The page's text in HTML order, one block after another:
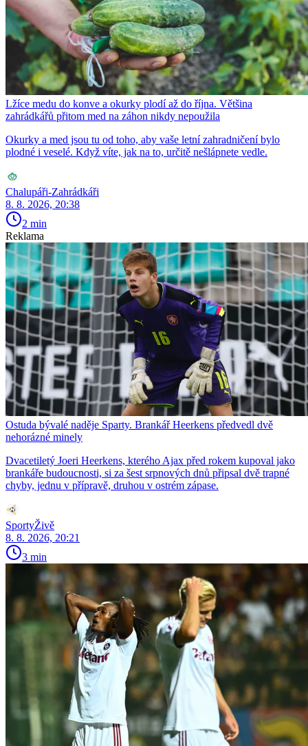
Lžíce medu do konve a okurky plodí až do října. Většina
zahrádkářů přitom med na záhon nikdy nepoužila
Okurky a med jsou tu od toho, aby vaše letní zahradničení bylo
plodné i veselé. Když víte, jak na to, určitě nešlápnete vedle.
Chalupáři-Zahrádkáři
8. 8. 2026, 20:38
2 min
Reklama
Ostuda bývalé naděje Sparty. Brankář Heerkens předvedl dvě
nehorázné minely
Dvacetiletý Joeri Heerkens, kterého Ajax před rokem kupoval jako
brankáře budoucnosti, si za šest srpnových dnů připsal dvě trapné
chyby, jednu v přípravě, druhou v ostrém zápase.
SportyŽivě
8. 8. 2026, 20:21
3 min